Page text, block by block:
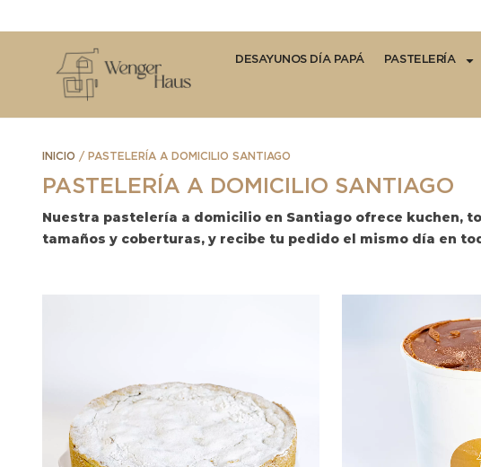
DESAYUNOS DÍA PAPÁ PASTELERÍA
INICIO / PASTELERÍA A DOMICILIO SANTIAGO
PASTELERÍA A DOMICILIO SANTIAGO
Nuestra pastelería a domicilio en Santiago ofrece kuchen,
tamaños y coberturas, y recibe tu pedido el mismo día en